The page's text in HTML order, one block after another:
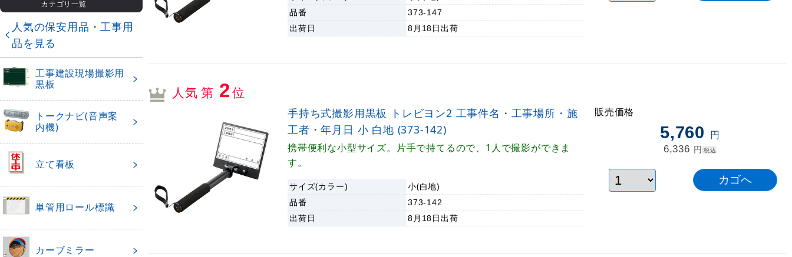
品番
373-147
出荷日 8月18日出荷
人気 第 2位
手持ち式撮影用黒板 トレビヨン2 工事件名・工事場所・施
工者・年月日 小 白地 (373-142)
携帯便利な小型サイズ。片手で持てるので、1人で撮影ができま
す。
サイズ(カラー)
小(白地)
品番
373-142
出荷日 8月18日出荷
販売価格
5,760 円
6,336 円 税込
カテゴリ一覧
人気の保安用品・工事用
品を見る
工事建設現場撮影用
黒板
トークナビ(音声案
内機)
立て看板
単管用ロール標識
カーブミラー